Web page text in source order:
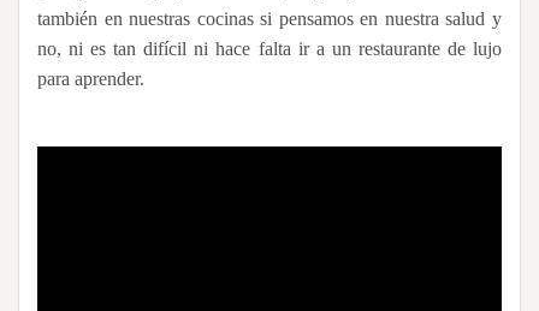
también en nuestras cocinas si pensamos en nuestra salud y
no, ni es tan difícil ni hace falta ir a un restaurante de lujo
para aprender.